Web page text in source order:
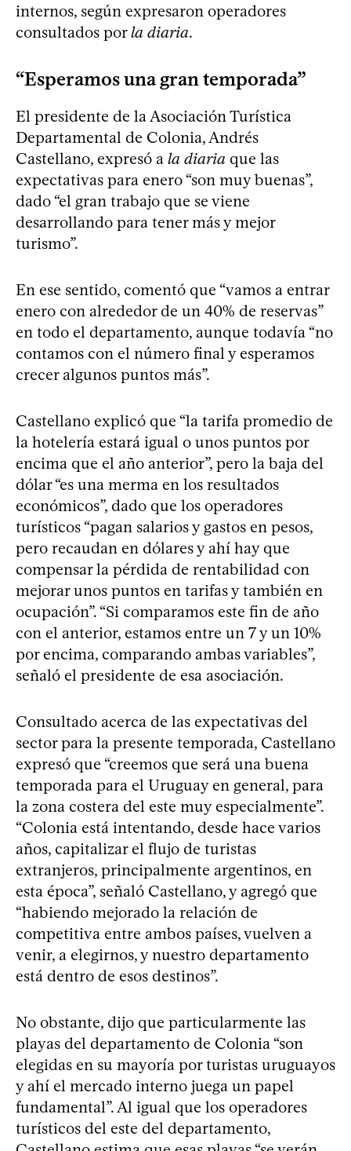
internos, según expresaron operadores
consultados porla diaria.
“Esperamos una gran temporada”
El presidente de la Asociación Turística
Departamental de Colonia, Andrés
Castellano, expresó a la diaria que las
expectativas para enero “son muy buenas”,
dado “el gran trabajo que se viene
desarrollando para tener más y mejor
turismo”.
En ese sentido, comentó que “vamos a entrar
enero con alrededor de un 40% de reservas”
en todo el departamento, aunque todavía “no
contamos con el número final y esperamos
crecer algunos puntos más”.
Castellano explicó que “la tarifa promedio de
la hotelería estará igual o unos puntos por
encima que el año anterior”, pero la baja del
dólar “es una merma en los resultados
económicos”, dado que los operadores
turísticos “pagan salarios y gastos en pesos,
pero recaudan en dólares y ahí hay que
compensar la pérdida de rentabilidad con
mejorar unos puntos en tarifas y también en
ocupación”. “Si comparamos este fin de año
con el anterior, estamos entre un 7 y un 10%
por encima, comparando ambas variables”,
señaló el presidente de esa asociación.
Consultado acerca de las expectativas del
sector para la presente temporada, Castellano
expresó que “creemos que será una buena
temporada para el Uruguay en general, para
la zona costera del este muy especialmente”.
“Colonia está intentando, desde hace varios
años, capitalizar el flujo de turistas
extranjeros, principalmente argentinos, en
esta época”, señaló Castellano, y agregó que
“habiendo mejorado la relación de
competitiva entre ambos países, vuelven a
venir, a elegirnos, y nuestro departamento
está dentro de esos destinos”.
No obstante, dijo que particularmente las
playas del departamento de Colonia “son
elegidas en su mayoría por turistas uruguayos
y ahí el mercado interno juega un papel
fundamental”. Al igual que los operadores
turísticos del este del departamento,